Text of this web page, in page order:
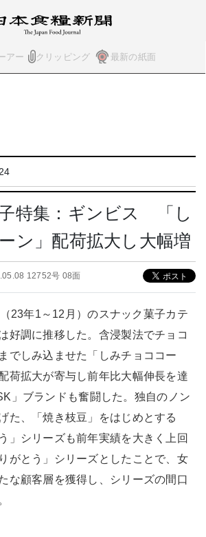
アー クリッピング 最新の紙面
特集：ギンビス 「し
ン」配荷拡大し大幅増
12752号 08面
23年1～12月）のスナック菓子カテ
好調に推移した。含浸製法でチョコ
でしみ込ませた「しみチョココー
荷拡大が寄与し前年比大幅伸長を達
」ブランドも奮闘した。独自のノン
た、「焼き枝豆」をはじめとする
」シリーズも前年実績を大きく上回
がとう」シリーズとしたことで、女
な顧客層を獲得し、シリーズの間口